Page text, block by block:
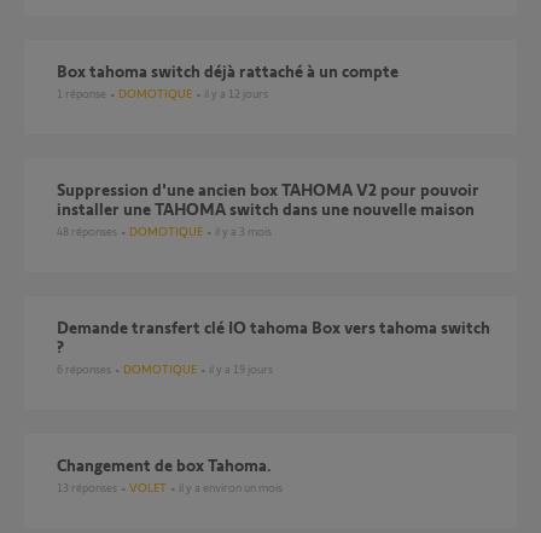
Box tahoma switch déjà rattaché à un compte
1 réponse DOMOTIQUE il y a 12 jours
Suppression d'une ancien box TAHOMA V2 pour pouvoir
installer une TAHOMA switch dans une nouvelle maison
48 réponses DOMOTIQUE il y a 3 mois
Demande transfert clé IO tahoma Box vers tahoma switch
?
6 réponses DOMOTIQUE il y a 19 jours
Changement de box Tahoma.
13 réponses VOLET il y a environ un mois